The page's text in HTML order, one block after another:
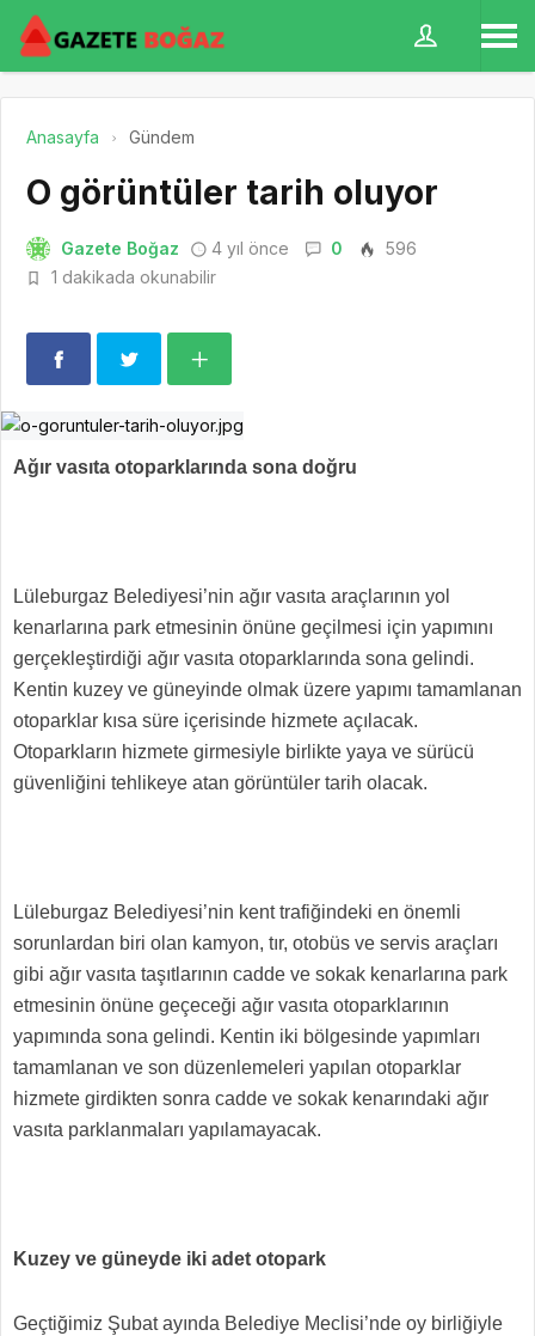
Anasayfa Gündem
O görüntüler tarih oluyor
Gazete Boğaz 4 yıl önce 0
596
1 dakikada okunabilir
Ağır vasıta otoparklarında sona doğru
Lüleburgaz Belediyesi’nin ağır vasıta araçlarının yol
kenarlarına park etmesinin önüne geçilmesi için yapımını
gerçekleştirdiği ağır vasıta otoparklarında sona gelindi.
Kentin kuzey ve güneyinde olmak üzere yapımı tamamlanan
otoparklar kısa süre içerisinde hizmete açılacak.
Otoparkların hizmete girmesiyle birlikte yaya ve sürücü
güvenliğini tehlikeye atan görüntüler tarih olacak.
Lüleburgaz Belediyesi’nin kent trafiğindeki en önemli
sorunlardan biri olan kamyon, tır, otobüs ve servis araçları
gibi ağır vasıta taşıtlarının cadde ve sokak kenarlarına park
etmesinin önüne geçeceği ağır vasıta otoparklarının
yapımında sona gelindi. Kentin iki bölgesinde yapımları
tamamlanan ve son düzenlemeleri yapılan otoparklar
hizmete girdikten sonra cadde ve sokak kenarındaki ağır
vasıta parklanmaları yapılamayacak.
Kuzey ve güneyde iki adet otopark
Geçtiğimiz Şubat ayında Belediye Meclisi’nde oy birliğiyle